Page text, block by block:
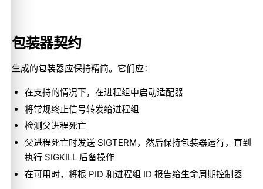
包装器契约
生成的包装器应保持精简。它们应：
在支持的情况下，在进程组中启动适配器
将常规终止信号转发给进程组
检测父进程死亡
父进程死亡时发送 SIGTERM，然后保持包装器运行，直到
执行 SIGKILL 后备操作
在可用时，将根 PID 和进程组 ID 报告给生命周期控制器